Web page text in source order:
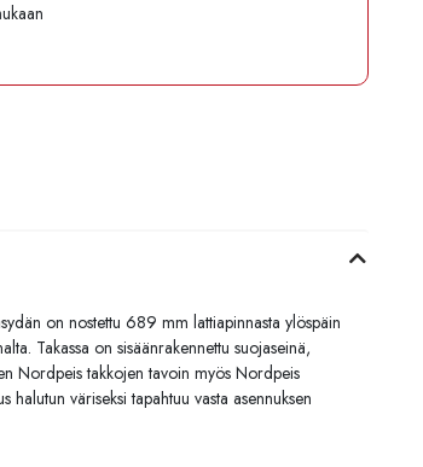
on nostettu 689 mm lattiapinnasta ylöspäin
Takassa on sisäänrakennettu suojaseinä,
Nordpeis takkojen tavoin myös Nordpeis
väriseksi tapahtuu vasta asennuksen